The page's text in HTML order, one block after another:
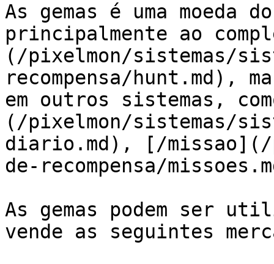
As gemas é uma moeda
principalmente ao
(/pixelmon/sistemas/
recompensa/hunt.md),
em outros sistemas,
(/pixelmon/sistemas/
diario.md), [/missao](/
de-recompensa/
As gemas podem ser
vende as seguintes